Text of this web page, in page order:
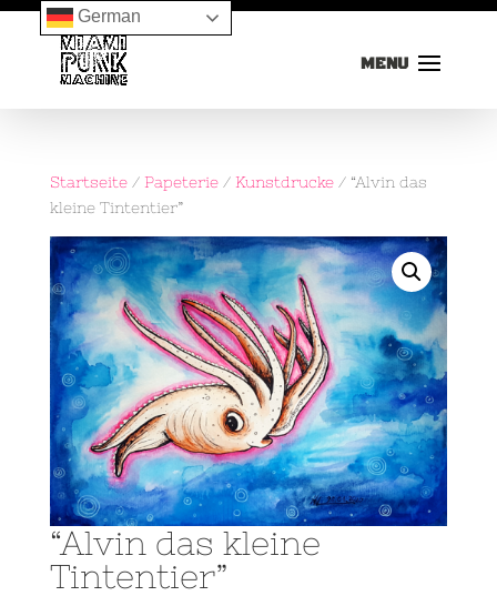
Startseite/ Papeterie/ Kunstdrucke/ “Alvin das
kleine Tintentier”
“Alvin das kleine
Tintentier”
German